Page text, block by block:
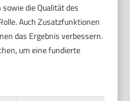
die Qualität des
Auch Zusatzfunktionen
das Ergebnis verbessern.
um eine fundierte